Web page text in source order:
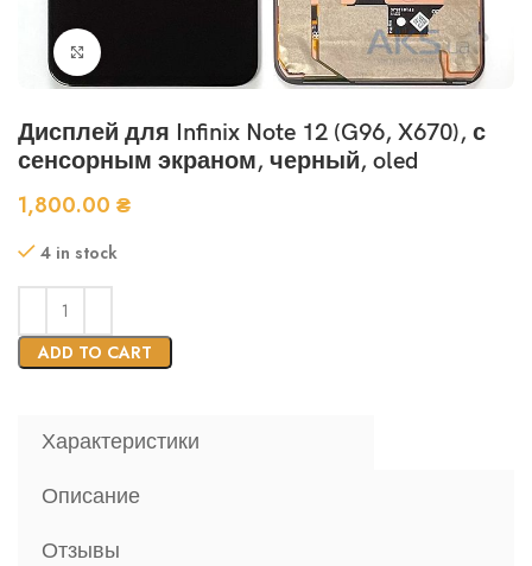
Нажмите, чтобы увеличить
Дисплей для Infinix Note 12 (G96, X670), с
сенсорным экраном, черный, oled
1,800.00 ₴
4 in stock
ADD TO CART
Характеристики
Описание
Отзывы